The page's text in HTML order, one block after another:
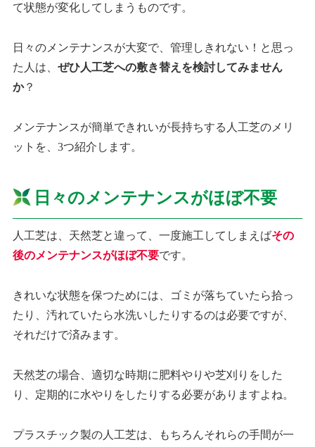
て状態が変化してしまうものです。
日々のメンテナンスが大変で、管理しきれない！と思っ
た人は、ぜひ人工芝への敷き替えを検討してみません
か？
メンテナンスが簡単できれいが長持ちする人工芝のメリ
ットを、3つ紹介します。
日々のメンテナンスがほぼ不要
人工芝は、天然芝と違って、一度施工してしまえばその
後のメンテナンスがほぼ不要です。
きれいな状態を保つためには、ゴミが落ちていたら拾っ
たり、汚れていたら水洗いしたりするのは必要ですが、
それだけで済みます。
天然芝の場合、適切な時期に肥料やりや芝刈りをした
り、定期的に水やりをしたりする必要がありますよね。
プラスチック製の人工芝は、もちろんそれらの手間が一